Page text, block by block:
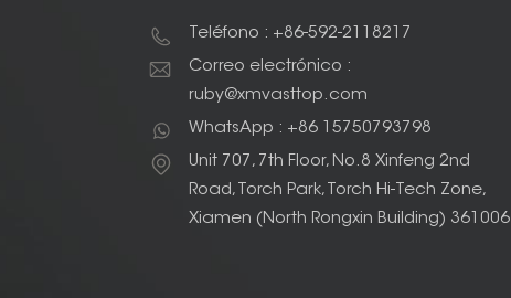
Teléfono : +86-592-2118217
Correo electrónico :
ruby@xmvasttop.com
WhatsApp : +86 15750793798
Unit 707, 7th Floor, No.8 Xinfeng 2nd
Road, Torch Park, Torch Hi-Tech Zone,
Xiamen (North Rongxin Building) 361006